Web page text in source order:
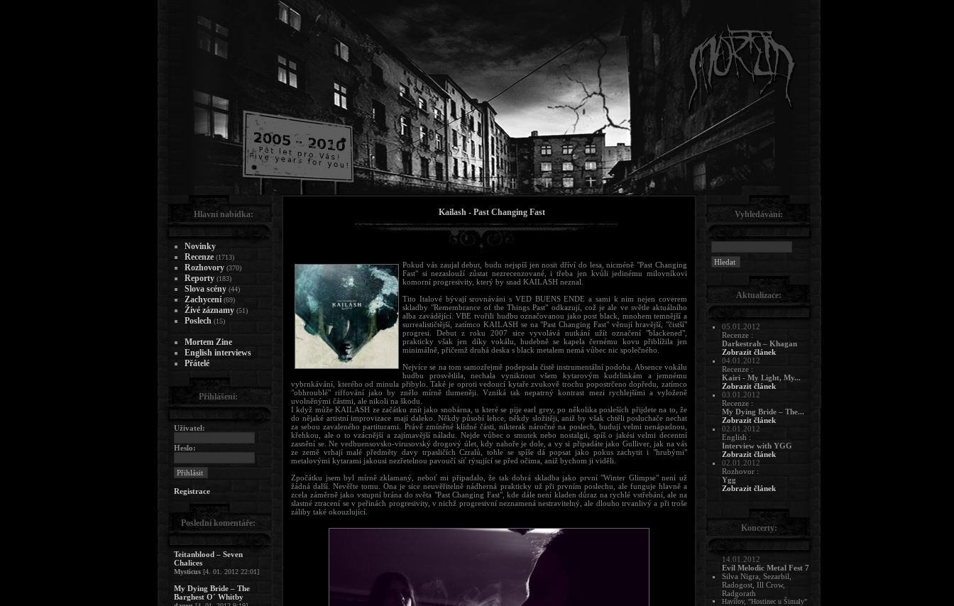
Kailash - Past Changing Fast
Pokud vás zaujal debut, budu nejspíš jen nosit dříví do lesa, nicméně "Past Changing
Fast" si nezaslouží zůstat nezrecenzované, i třeba jen kvůli jedinému milovníkovi
komorní progresivity, který by snad KAILASH neznal.
Tito Italové bývají srovnáváni s VED BUENS ENDE a sami k nim nejen coverem
skladby "Remembrance of the Things Past" odkazují, což je ale ve světle aktuálního
alba zavádějící. VBE tvořili hudbu označovanou jako post black, mnohem temnější a
surrealističtější, zatímco KAILASH se na "Past Changing Fast" věnují hravější, "čistší"
progresi. Debut z roku 2007 sice vyvolává nutkání užít označení "blackened",
prakticky však jen díky vokálu, hudebně se kapela černému kovu přiblížila jen
minimálně, přičemž druhá deska s black metalem nemá vůbec nic společného.
Nejvíce se na tom samozřejmě podepsala čistě instrumentální podoba. Absence vokálu
hudbu prosvětlila, nechala vyniknout všem kytarovým kudrlinkám a jemnému
vybrnkávání, kterého od minula přibylo. Také je oproti vedoucí kytaře zvukově trochu popostrčeno dopředu, zatímco
"obhroublé" riffování jako by znělo mírně tlumeněji. Vzniká tak nepatrný kontrast mezi rychlejšími a vyloženě
uvolněnými částmi, ale nikoli na škodu.
I když může KAILASH ze začátku znít jako snobárna, u které se pije earl grey, po několika posleších přijdete na to, že
do nějaké artistní improvizace mají daleko. Někdy působí lehce, někdy složitěji, aniž by však chtěli posluchače nechat
za sebou zavaleného partiturami. Právě zmíněné klidné části, nikterak náročné na poslech, budují velmi nenápadnou,
křehkou, ale o to vzácnější a zajímavější náladu. Nejde vůbec o smutek nebo nostalgii, spíš o jakési velmi decentní
zasnění se. Ne vedbuensovsko-virusovský drogový úlet, kdy nahoře je dole, a vy si připadáte jako Gulliver, jak na vás
ze země vrhají malé předměty davy trpasličích Czralů, tohle se spíše dá popsat jako pokus zachytit i "hrubými"
metalovými kytarami jakousi nezřetelnou pavoučí síť rýsující se před očima, aniž bychom ji viděli.
Zpočátku jsem byl mírně zklamaný, neboť mi připadalo, že tak dobrá skladba jako první "Winter Glimpse" není už
žádná další. Nevěřte tomu. Ona je sice neuvěřitelně nádherná prakticky už při prvním poslechu, ale funguje hlavně a
zcela záměrně jako vstupní brána do světa "Past Changing Fast", kde dále není kladen důraz na rychlé vstřebání, ale na
slastné ztracení se v peřinách progresivity, v nichž progresivní neznamená nestravitelný, ale dlouho trvanlivý a při troše
záliby také okouzlující.
Hlavní nabídka:
Novinky
Recenze (1713)
Rozhovory (370)
Reporty (183)
Slova scény (44)
Zachycení (69)
Živé záznamy (51)
Poslech (15)
Mortem Zine
English interviews
Přátelé
Přihlášení:
Uživatel:
Heslo:
Registrace
Poslední komentáře:
Teitanblood – Seven
Chalices
Mysticus [4. 01. 2012 22:01]
My Dying Bride – The
Barghest O´ Whitby
Vyhledávání:
Aktualizace:
05.01.2012
Recenze :
Darkestrah – Khagan
Zobrazit článek
04.01.2012
Recenze :
Kairi - My Light, My...
Zobrazit článek
03.01.2012
Recenze :
My Dying Bride – The...
Zobrazit článek
02.01.2012
English :
Interview with YGG
Zobrazit článek
02.01.2012
Rozhovor :
Ygg
Zobrazit článek
Koncerty:
14.01.2012
Evil Melodic Metal Fest 7
Silva Nigra, Sezarbil,
Radogost, Ill Crow,
Radgorath
Havířov, "Hostinec u Šimaly"